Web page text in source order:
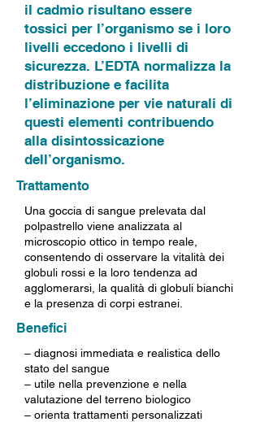
il cadmio risultano essere
tossici per l’organismo se i loro
livelli eccedono i livelli di
sicurezza. L’EDTA normalizza la
distribuzione e facilita
l’eliminazione per vie naturali di
questi elementi contribuendo
alla disintossicazione
dell’organismo.
Trattamento
Una goccia di sangue prelevata dal
polpastrello viene analizzata al
microscopio ottico in tempo reale,
consentendo di osservare la vitalità dei
globuli rossi e la loro tendenza ad
agglomerarsi, la qualità di globuli bianchi
e la presenza di corpi estranei.
Benefici
– diagnosi immediata e realistica dello
stato del sangue
– utile nella prevenzione e nella
valutazione del terreno biologico
– orienta trattamenti personalizzati